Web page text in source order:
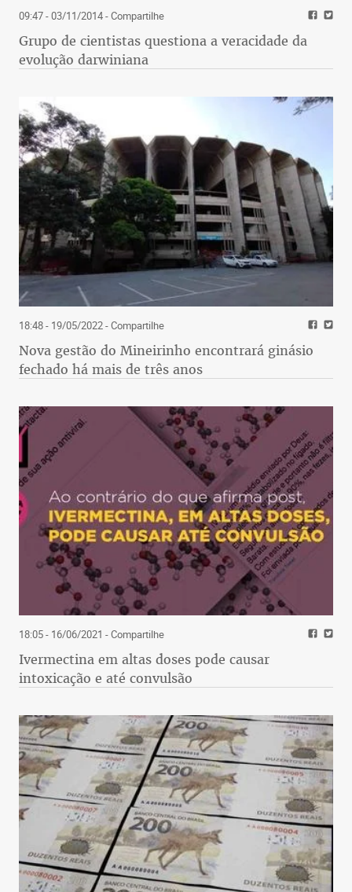
09:47 - 03/11/2014- Compartilhe
Grupo de cientistas questiona a veracidade da
evolução darwiniana
18:48 - 19/05/2022- Compartilhe
Nova gestão do Mineirinho encontrará ginásio
fechado há mais de três anos
18:05 - 16/06/2021 - Compartilhe
Ivermectina em altas doses pode causar
intoxicação e até convulsão